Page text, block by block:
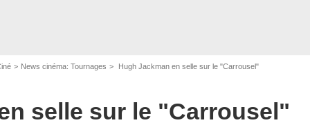
News cinéma: Tournages Hugh Jackman en selle sur le "Carrousel"
selle sur le "Carrousel"